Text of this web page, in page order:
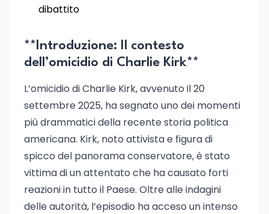
dibattito
**Introduzione: Il contesto
dell’omicidio di Charlie Kirk**
L’omicidio di Charlie Kirk, avvenuto il 20
settembre 2025, ha segnato uno dei momenti
più drammatici della recente storia politica
americana. Kirk, noto attivista e figura di
spicco del panorama conservatore, è stato
vittima di un attentato che ha causato forti
reazioni in tutto il Paese. Oltre alle indagini
delle autorità, l’episodio ha acceso un intenso